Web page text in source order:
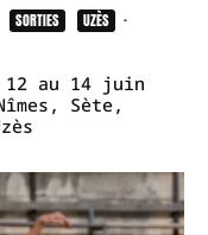
SORTIES UZÈS
·
12 au 14 juin
Sète,